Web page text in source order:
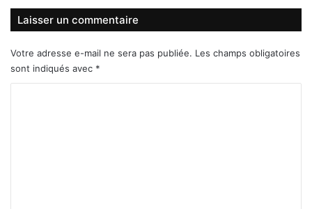
Laisser un commentaire
Votre adresse e-mail ne sera pas publiée. Les champs obligatoires
sont indiqués avec *